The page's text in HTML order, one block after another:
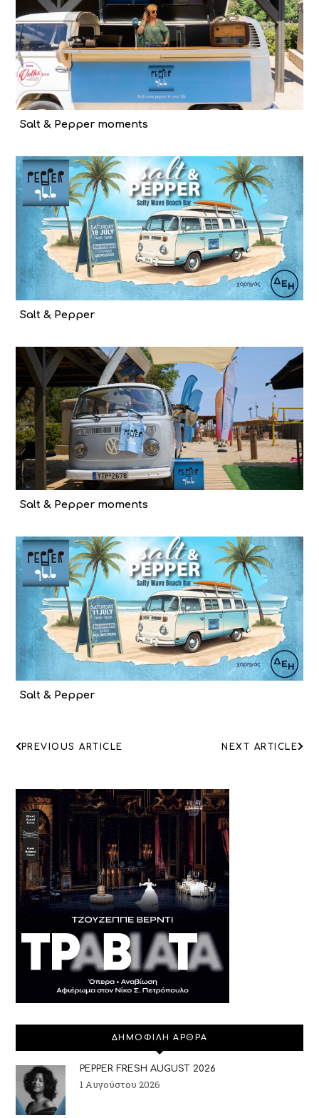
Salt & Pepper moments
Salt & Pepper
Salt & Pepper moments
Salt & Pepper
ΠΛΟΗΓΗΣΗ
NEXT ARTICLE
PREVIOUS ARTICLE
ΔΗΜΟΦΙΛΗ ΑΡΘΡΑ
PEPPER FRESH AUGUST 2026
1 Αυγούστου 2026